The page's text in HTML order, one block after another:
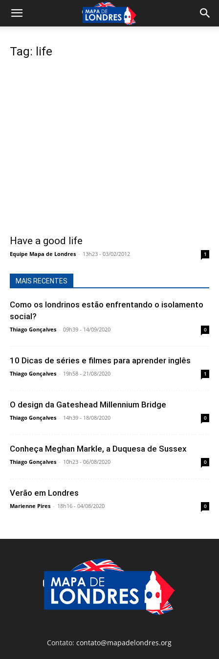
Tag: life
Have a good life
Equipe Mapa de Londres - 13h23 - 03/02/2012 1
MAIS RECENTES
Como os londrinos estão enfrentando o isolamento
social?
Thiago Gonçalves - 09h39 - 14/09/2020 0
10 Dicas de séries e filmes para aprender inglês
Thiago Gonçalves - 19h58 - 21/08/2020 1
O design da Gateshead Millennium Bridge
Thiago Gonçalves - 14h39 - 18/08/2020 0
Conheça Meghan Markle, a Duquesa de Sussex
Thiago Gonçalves - 10h23 - 06/08/2020 0
Verão em Londres
Marienne Pires - 18h16 - 04/08/2020 0
Contato:contato@mapadelondres.org